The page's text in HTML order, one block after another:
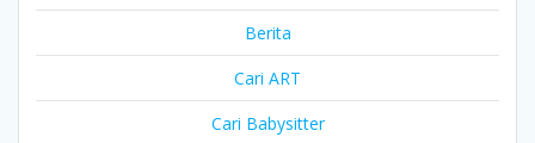
Berita
Cari ART
Cari Babysitter